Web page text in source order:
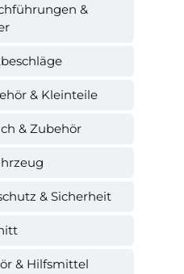
&
& Kleinteile
& Zubehör
& Sicherheit
& Hilfsmittel